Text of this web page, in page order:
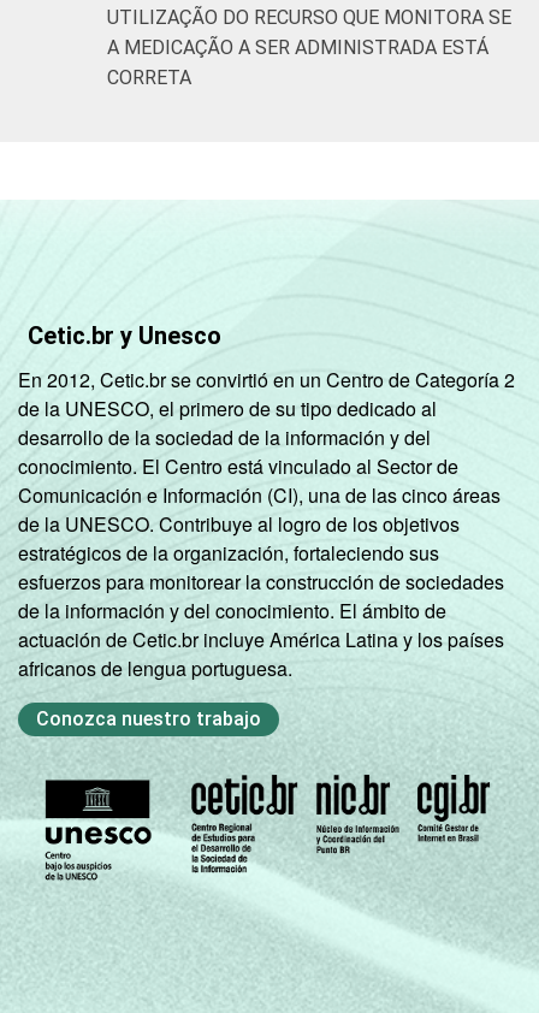
UTILIZAÇÃO DO RECURSO QUE MONITORA SE
A MEDICAÇÃO A SER ADMINISTRADA ESTÁ
CORRETA
Cetic.br y Unesco
En 2012, Cetic.br se convirtió en un Centro de Categoría 2
de la UNESCO, el primero de su tipo dedicado al
desarrollo de la sociedad de la información y del
conocimiento. El Centro está vinculado al Sector de
Comunicación e Información (CI), una de las cinco áreas
de la UNESCO. Contribuye al logro de los objetivos
estratégicos de la organización, fortaleciendo sus
esfuerzos para monitorear la construcción de sociedades
de la información y del conocimiento. El ámbito de
actuación de Cetic.br incluye América Latina y los países
africanos de lengua portuguesa.
Conozca nuestro trabajo